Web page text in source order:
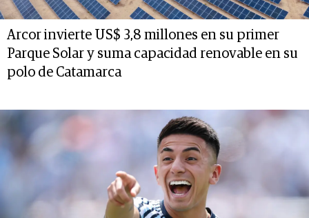
Arcor invierte US$ 3,8 millones en su primer
Parque Solar y suma capacidad renovable en su
polo de Catamarca